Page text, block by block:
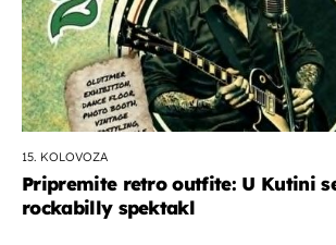
15. KOLOVOZA
Pripremite retro outfite: U Kutini
rockabilly spektakl